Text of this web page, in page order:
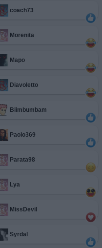
coach73
Morenita
Mapo
Diavoletto
Biimbumbam
Paolo369
Parata98
Lya
MissDevil
Syrdal